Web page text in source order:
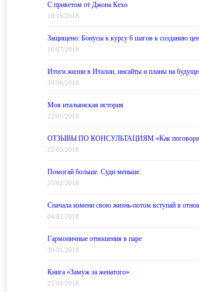
С приветом от Джона Кехо
18/10/2018
Защищено: Бонусы к курсу 6 шагов к созданию
16/07/2018
Итоги жизни в Италии, инсайты и планы на
30/06/2018
Моя итальянская история
22/05/2018
ОТЗЫВЫ ПО КОНСУЛЬТАЦИЯМ «Как
22/05/2018
Помогай больше. Суди меньше.
25/02/2018
Сначала измени свою жизнь-потом вступай в
04/02/2018
Гармоничные отношения в паре
30/01/2018
Книга «Замуж за женатого»
22/01/2018